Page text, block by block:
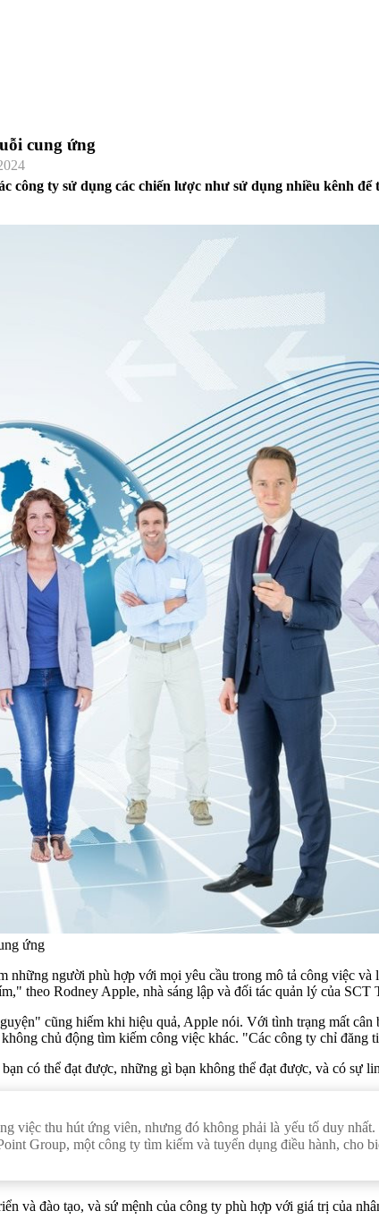
cung ứng
công ty sử dụng các chiến lược như sử dụng nhiều kênh
ứng
những người phù hợp với mọi yêu cầu trong mô tả công việc
theo Rodney Apple, nhà sáng lập và đối tác quản lý của
cũng hiếm khi hiệu quả, Apple nói. Với tình trạng mất
chủ động tìm kiếm công việc khác. "Các công ty chỉ
có thể đạt được, những gì bạn không thể đạt được, và có sự
việc thu hút ứng viên, nhưng đó không phải là yếu tố duy
Group, một công ty tìm kiếm và tuyển dụng điều hành, cho
và đào tạo, và sứ mệnh của công ty phù hợp với giá trị của